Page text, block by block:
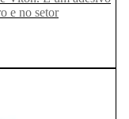
e no setor